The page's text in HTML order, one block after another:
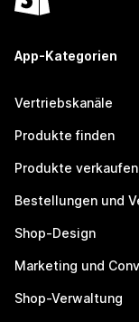
App-Kategorien
Vertriebskanäle
Produkte finden
Produkte verkaufen
Bestellungen und
Shop-Design
Marketing und
Shop-Verwaltung